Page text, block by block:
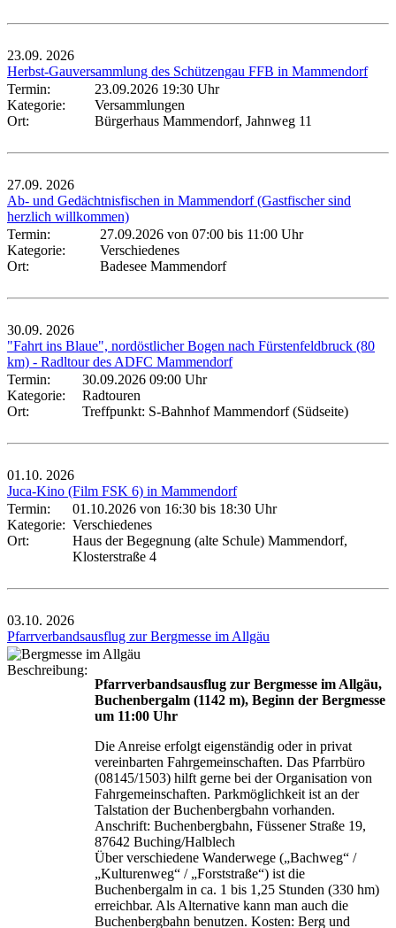
23.09. 2026
Herbst-Gauversammlung des Schützengau FFB in Mammendorf
Termin:
23.09.2026 19:30 Uhr
Kategorie:
Versammlungen
Ort:
Bürgerhaus Mammendorf, Jahnweg 11
27.09. 2026
Ab- und Gedächtnisfischen in Mammendorf (Gastfischer sind
herzlich willkommen)
Termin:
27.09.2026 von 07:00 bis 11:00 Uhr
Kategorie:
Verschiedenes
Ort:
Badesee Mammendorf
30.09. 2026
"Fahrt ins Blaue", nordöstlicher Bogen nach Fürstenfeldbruck (80
km) - Radltour des ADFC Mammendorf
Termin:
30.09.2026 09:00 Uhr
Kategorie:
Radtouren
Ort:
Treffpunkt: S-Bahnhof Mammendorf (Südseite)
01.10. 2026
Juca-Kino (Film FSK 6) in Mammendorf
Termin:
01.10.2026 von 16:30 bis 18:30 Uhr
Kategorie: Verschiedenes
Ort:
Haus der Begegnung (alte Schule) Mammendorf,
Klosterstraße 4
03.10. 2026
Pfarrverbandsausflug zur Bergmesse im Allgäu
Beschreibung:
Pfarrverbandsausflug zur Bergmesse im Allgäu,
Buchenbergalm (1142 m), Beginn der Bergmesse
um 11:00 Uhr
Die Anreise erfolgt eigenständig oder in privat
vereinbarten Fahrgemeinschaften. Das Pfarrbüro
(08145/1503) hilft gerne bei der Organisation von
Fahrgemeinschaften. Parkmöglichkeit ist an der
Talstation der Buchenbergbahn vorhanden.
Anschrift: Buchenbergbahn, Füssener Straße 19,
87642 Buching/Halblech
Über verschiedene Wanderwege („Bachweg“ /
„Kulturenweg“ / „Forststraße“) ist die
Buchenbergalm in ca. 1 bis 1,25 Stunden (330 hm)
erreichbar. Als Alternative kann man auch die
Buchenbergbahn benutzen. Kosten: Berg und